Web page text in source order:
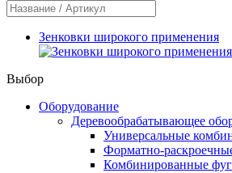
Зенковки широкого применения
Выбор
Оборудование
Деревообрабатывающее
Универсальные
Форматно-
Комбинированные